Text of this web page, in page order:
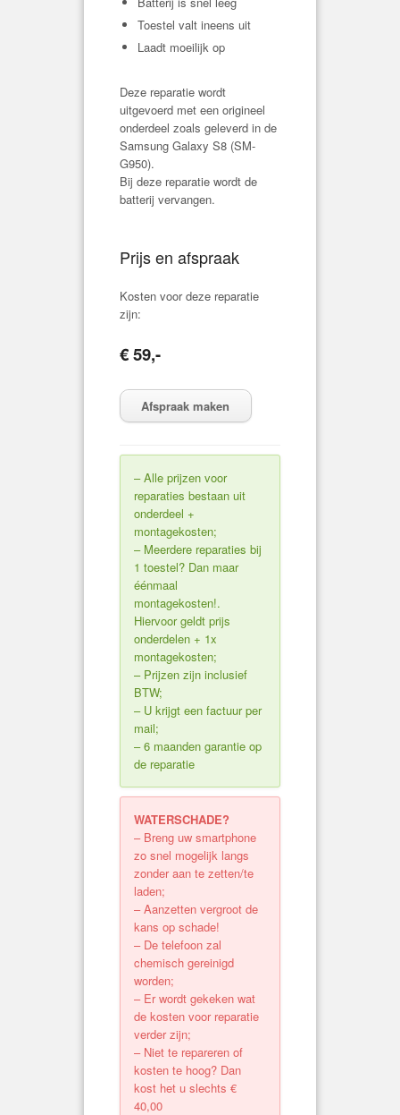
Toestel valt ineens uit
Laadt moeilijk op
Deze reparatie wordt
uitgevoerd met een origineel
onderdeel zoals geleverd in de
Samsung Galaxy S8 (SM-
G950).
Bij deze reparatie wordt de
batterij vervangen.
Prijs en afspraak
Kosten voor deze reparatie
zijn:
€ 59,-
Afspraak maken
– Alle prijzen voor
reparaties bestaan uit
onderdeel +
montagekosten;
– Meerdere reparaties bij
1 toestel? Dan maar
éénmaal
montagekosten!.
Hiervoor geldt prijs
onderdelen + 1x
montagekosten;
– Prijzen zijn inclusief
BTW;
– U krijgt een factuur per
mail;
– 6 maanden garantie op
de reparatie
WATERSCHADE?
– Breng uw smartphone
zo snel mogelijk langs
zonder aan te zetten/te
laden;
– Aanzetten vergroot de
kans op schade!
– De telefoon zal
chemisch gereinigd
worden;
– Er wordt gekeken wat
de kosten voor reparatie
verder zijn;
– Niet te repareren of
kosten te hoog? Dan
kost het u slechts €
40,00